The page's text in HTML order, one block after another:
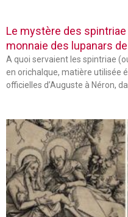
Le mystère des
monnaie des lupanars
A quoi servaient les spintriae
en orichalque, matière utilisée
officielles d’Auguste à Néron,